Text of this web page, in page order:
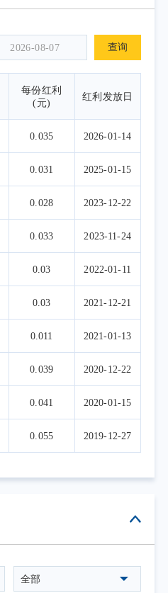
查询
每份红利
(元)
红利发放日
0.035 2026-01-14
0.031 2025-01-15
0.028 2023-12-22
0.033 2023-11-24
0.03 2022-01-11
0.03 2021-12-21
0.011 2021-01-13
0.039 2020-12-22
0.041 2020-01-15
0.055 2019-12-27
全部